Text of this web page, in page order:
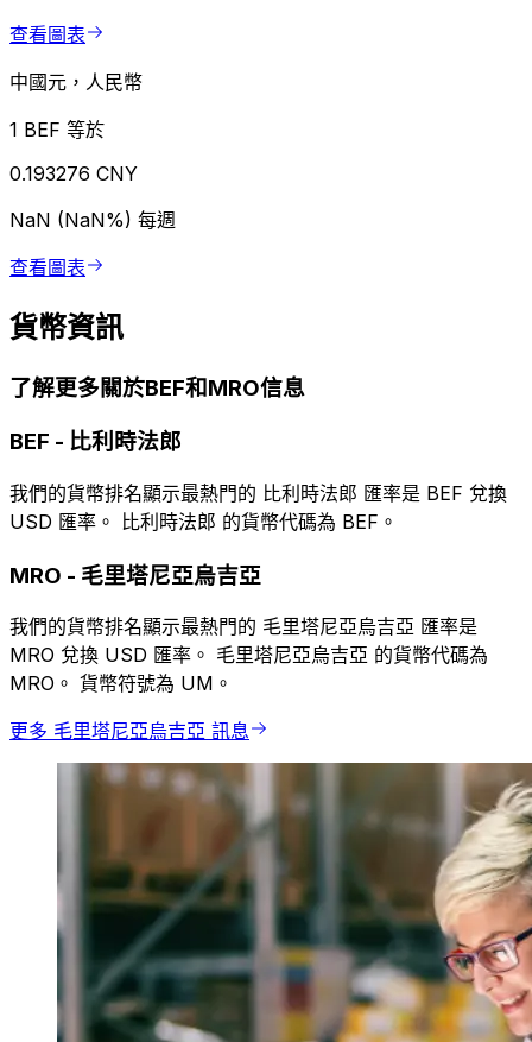
查看圖表
中國元，人民幣
1 BEF 等於
0.193276 CNY
NaN (NaN%) 每週
查看圖表
貨幣資訊
了解更多關於BEF和MRO信息
BEF - 比利時法郎
我們的貨幣排名顯示最熱門的 比利時法郎 匯率是 BEF 兌換
USD 匯率。 比利時法郎 的貨幣代碼為 BEF。
MRO - 毛里塔尼亞烏吉亞
我們的貨幣排名顯示最熱門的 毛里塔尼亞烏吉亞 匯率是
MRO 兌換 USD 匯率。 毛里塔尼亞烏吉亞 的貨幣代碼為
MRO。 貨幣符號為 UM。
更多 毛里塔尼亞烏吉亞 訊息